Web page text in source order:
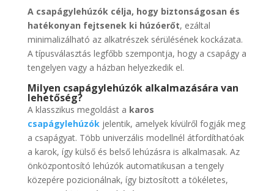
A csapágylehúzók célja, hogy biztonságosan és
hatékonyan fejtsenek ki húzóerőt, ezáltal
minimalizálható az alkatrészek sérülésének kockázata.
A típusválasztás legfőbb szempontja, hogy a csapágy a
tengelyen vagy a házban helyezkedik el.
Milyen csapágylehúzók alkalmazására van
lehetőség?
A klasszikus megoldást a karos
csapágylehúzókjelentik, amelyek kívülről fogják meg
a csapágyat. Több univerzális modellnél átfordíthatóak
a karok, így külső és belső lehúzásra is alkalmasak. Az
önközpontosító lehúzók automatikusan a tengely
közepére pozicionálnak, így biztosított a tökéletes,